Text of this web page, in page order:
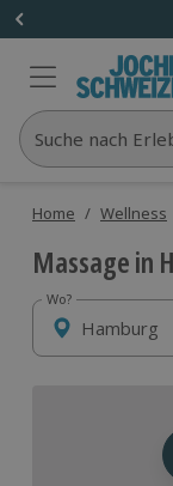
Suche nach
Home / Wellness
Massage in
Wo?
Wo?